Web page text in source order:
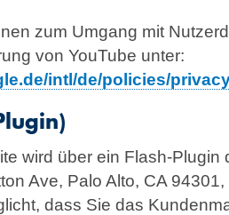
zum Umgang mit
von YouTube unter:
intl/de/policies/
wird über ein Flash-Plugin
Ave, Palo Alto, CA
dass Sie das